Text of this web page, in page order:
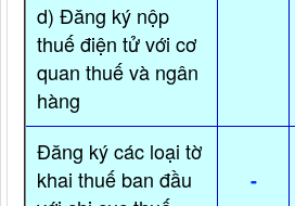
d) Đăng ký nộp
thuế điện tử với cơ
quan thuế và ngân
hàng
Đăng ký các loại tờ
khai thuế ban đầu
-